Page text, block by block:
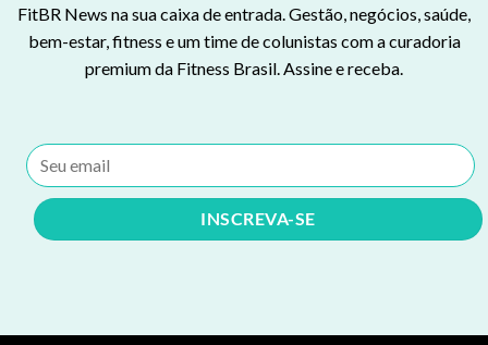
FitBR News na sua caixa de entrada. Gestão, negócios, saúde,
bem-estar, fitness e um time de colunistas com a curadoria
premium da Fitness Brasil. Assine e receba.